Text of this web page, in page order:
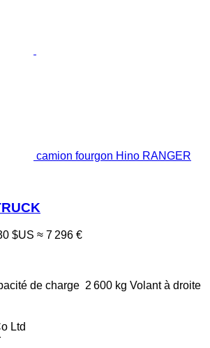
camion fourgon Hino RANGER
$US ≈ 7 296 €
de charge 2 600 kg Volant à droite
Ltd